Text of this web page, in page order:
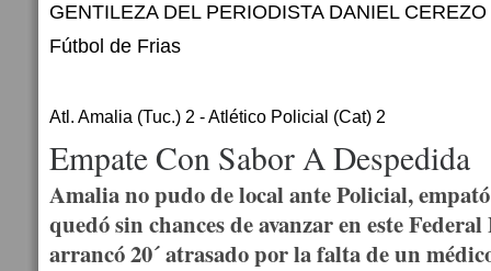
GENTILEZA DEL PERIODISTA DANIEL CEREZO
Fútbol de Frias
Atl. Amalia (Tuc.) 2 - Atlético Policial (Cat) 2
Empate Con Sabor A Despedida
Amalia no pudo de local ante Policial,
quedó sin chances de avanzar en este
arrancó 20´ atrasado por la falta de un